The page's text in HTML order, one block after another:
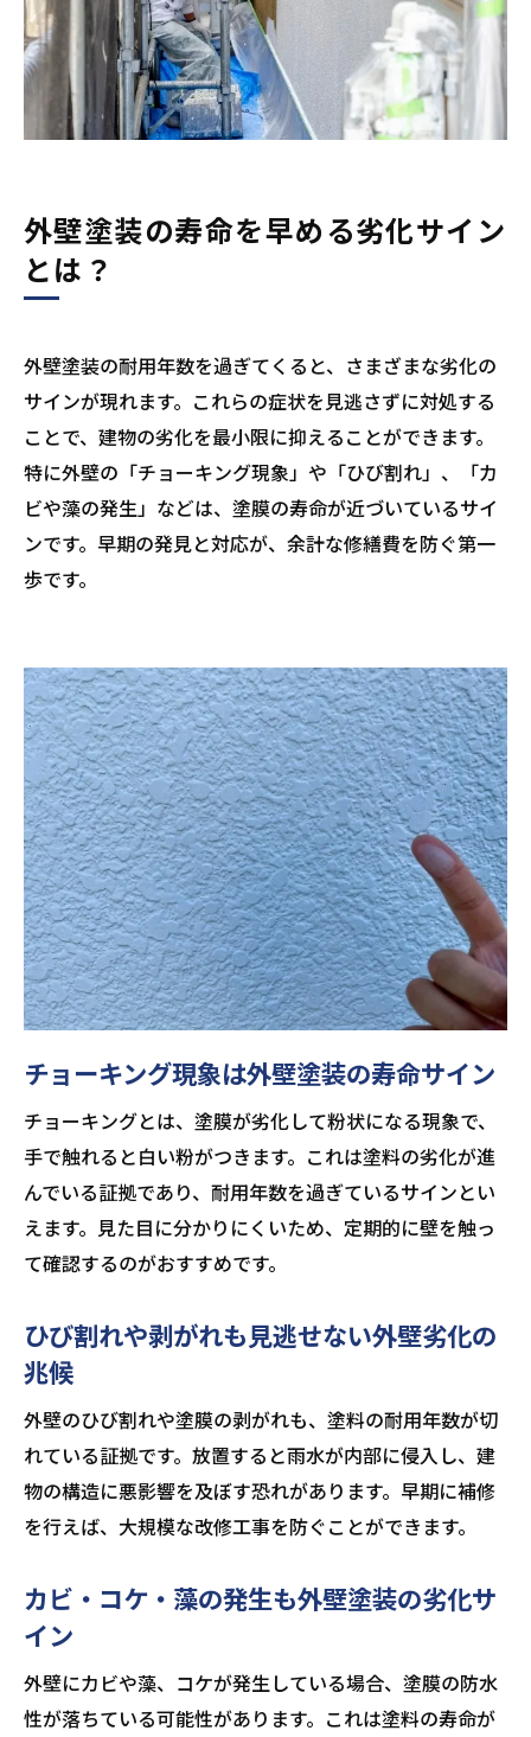
外壁塗装の寿命を早める劣化サイン
とは？
外壁塗装の耐用年数を過ぎてくると、さまざまな劣化の
サインが現れます。これらの症状を見逃さずに対処する
ことで、建物の劣化を最小限に抑えることができます。
特に外壁の「チョーキング現象」や「ひび割れ」、「カ
ビや藻の発生」などは、塗膜の寿命が近づいているサイ
ンです。早期の発見と対応が、余計な修繕費を防ぐ第一
歩です。
チョーキング現象は外壁塗装の寿命サイン
チョーキングとは、塗膜が劣化して粉状になる現象で、
手で触れると白い粉がつきます。これは塗料の劣化が進
んでいる証拠であり、耐用年数を過ぎているサインとい
えます。見た目に分かりにくいため、定期的に壁を触っ
て確認するのがおすすめです。
ひび割れや剥がれも見逃せない外壁劣化の
兆候
外壁のひび割れや塗膜の剥がれも、塗料の耐用年数が切
れている証拠です。放置すると雨水が内部に侵入し、建
物の構造に悪影響を及ぼす恐れがあります。早期に補修
を行えば、大規模な改修工事を防ぐことができます。
カビ・コケ・藻の発生も外壁塗装の劣化サ
イン
外壁にカビや藻、コケが発生している場合、塗膜の防水
性が落ちている可能性があります。これは塗料の寿命が